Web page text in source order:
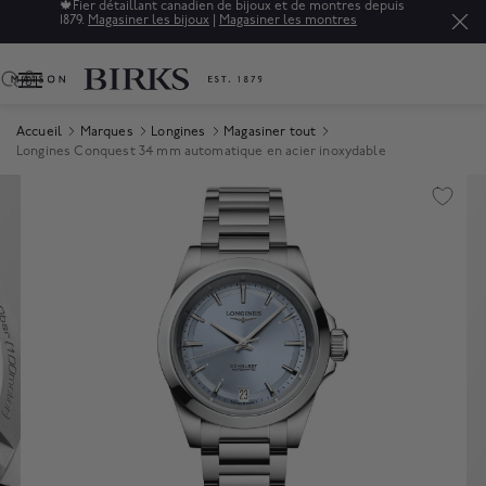
🍁 Fier détaillant canadien de bijoux et de montres depuis
1879. Magasiner les bijoux Magasiner les montres
0
Accueil Marques Longines
Magasiner tout
Longines Conquest 34 mm automatique en acier inoxydable